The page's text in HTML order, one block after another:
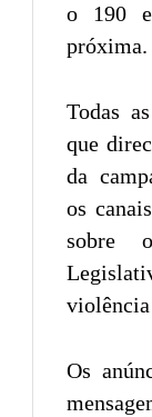
o 190
próxima.
Todas
que
da
os
sobre
violência
Os